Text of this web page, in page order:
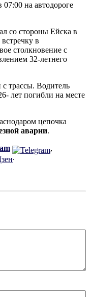
на автодороге
со стороны Ейска в
в
столкновение с
32-летнего
трассы. Водитель
лет погибли на месте
цепочка
аварии.
,
.